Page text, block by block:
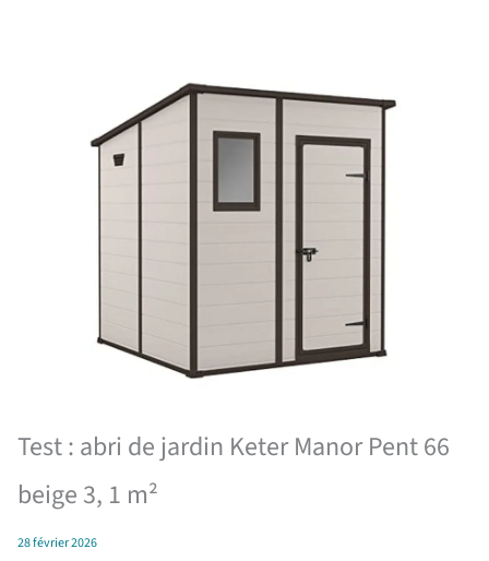
Test : abri de jardin Keter Manor Pent 66
beige 3, 1 m²
28 février 2026